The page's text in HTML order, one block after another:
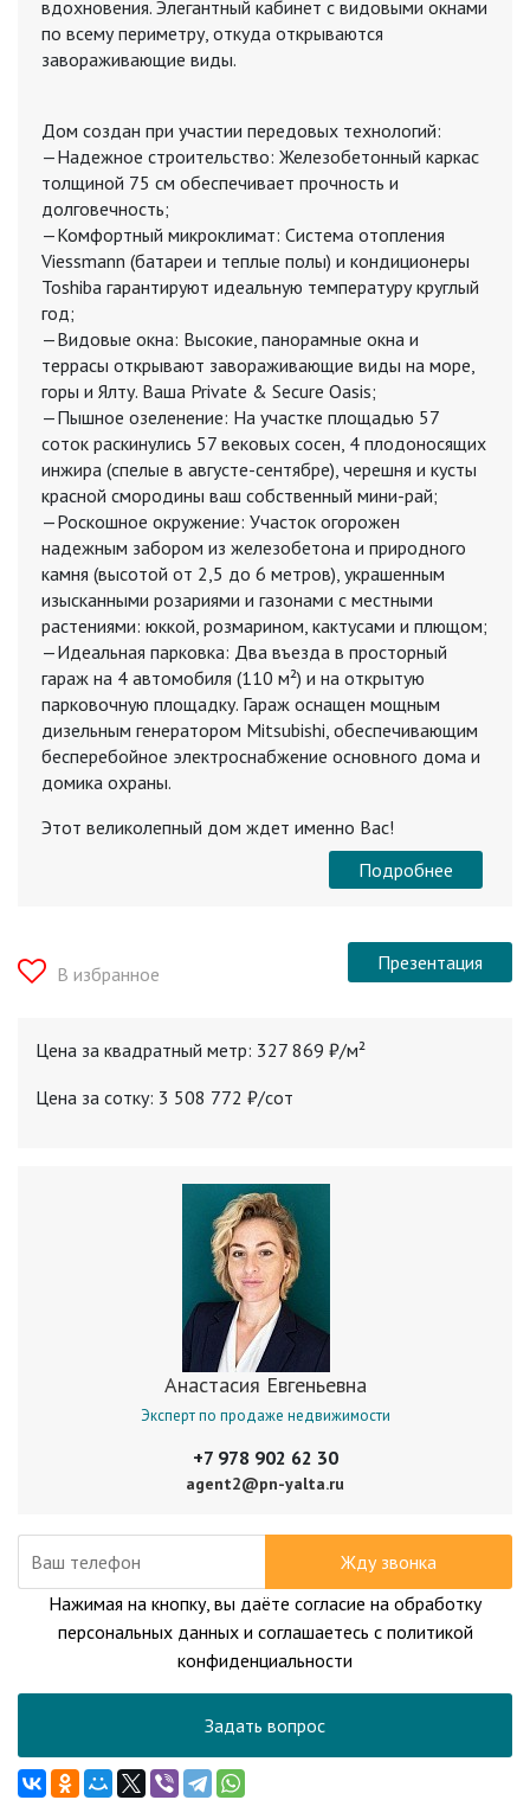
вдохновения. Элегантный кабинет с видовыми окнами
по всему периметру, откуда открываются
завораживающие виды.
Дом создан при участии передовых технологий:
—Надежное строительство: Железобетонный каркас
толщиной 75 см обеспечивает прочность и
долговечность;
—Комфортный микроклимат: Система отопления
Viessmann (батареи и теплые полы) и кондиционеры
Toshiba гарантируют идеальную температуру круглый
год;
—Видовые окна: Высокие, панорамные окна и
террасы открывают завораживающие виды на море,
горы и Ялту. Ваша Private & Secure Oasis;
—Пышное озеленение: На участке площадью 57
соток раскинулись 57 вековых сосен, 4 плодоносящих
инжира (спелые в августе-сентябре), черешня и кусты
красной смородины ваш собственный мини-рай;
—Роскошное окружение: Участок огорожен
надежным забором из железобетона и природного
камня (высотой от 2,5 до 6 метров), украшенным
изысканными розариями и газонами с местными
растениями: юккой, розмарином, кактусами и плющом;
—Идеальная парковка: Два въезда в просторный
гараж на 4 автомобиля (110 м²) и на открытую
парковочную площадку. Гараж оснащен мощным
дизельным генератором Mitsubishi, обеспечивающим
бесперебойное электроснабжение основного дома и
домика охраны.
Этот великолепный дом ждет именно Вас!
Подробнее
В избранное Презентация
Цена за квадратный метр: 327 869 ₽/м²
Цена за сотку: 3 508 772 ₽/cот
Анастасия Евгеньевна
Эксперт по продаже недвижимости
+7 978 902 62 30
agent2@pn-yalta.ru
Жду звонка
Нажимая на кнопку, вы даёте согласие на обработку
персональных данных и соглашаетесь с политикой
конфиденциальности
Задать вопрос